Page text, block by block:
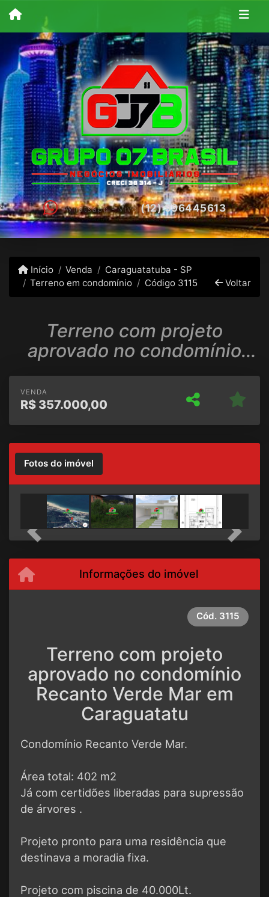
Whatsapp - Vivo(12) 996445613
Início Venda
Caraguatatuba - SP
Terreno em condomínio
Código 3115 Voltar
Terreno com projeto
aprovado no condomínio
Recanto Verde Mar em
VENDA
R$ 357.000,00
Fotos do imóvel
Previous Next
Informações do imóvel
Cód. 3115
Terreno com projeto
aprovado no condomínio
Recanto Verde Mar em
Caraguatatu
Condomínio Recanto Verde Mar.
Área total: 402 m2
Já com certidões liberadas para supressão
de árvores .
Projeto pronto para uma residência que
destinava a moradia fixa.
Projeto com piscina de 40.000Lt.